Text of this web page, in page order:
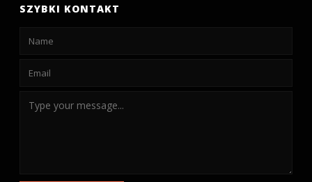
SZYBKI KONTAKT